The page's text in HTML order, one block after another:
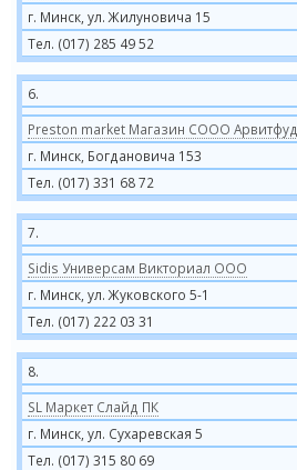
г. Минск, ул. Жилуновича 15
Тел. (017) 285 49 52
6.
Preston market Магазин СООО Арвитфуд
г. Минск, Богдановича 153
Тел. (017) 331 68 72
7.
Sidis Универсам Викториал ООО
г. Минск, ул. Жуковского 5-1
Тел. (017) 222 03 31
8.
SL Маркет Слайд ПК
г. Минск, ул. Сухаревская 5
Тел. (017) 315 80 69